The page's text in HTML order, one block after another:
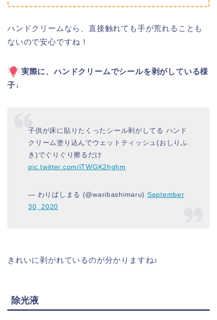
ハンドクリームなら、直接触れても手が荒れることも
ないので安心ですね！
実際に、ハンドクリームでシールを剥がしている様
子↓
子供が床に貼りたくったシール剥がしてる ハンド
クリーム塗り込んでウェットティッシュ(おしりふ
き)でぐりぐり擦るだけ
pic.twitter.com/iTWGK2hghm
— わりばしまる (@waribashimaru) September
30, 2020
きれいに剥がれているのが分かりますね♪
除光液